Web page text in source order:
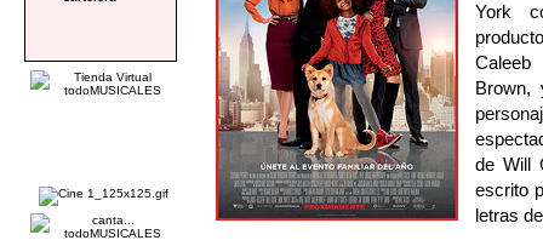
York
Caleeb
Brown,
de Will
escrito
letras